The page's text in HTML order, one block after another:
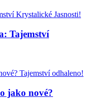
Tajemství
jako nové?